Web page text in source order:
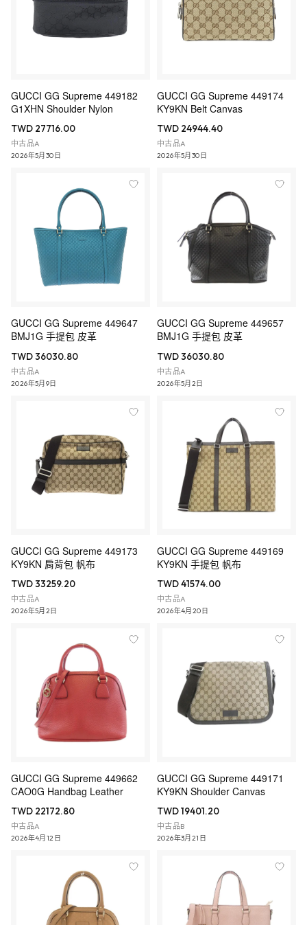
GUCCI GG Supreme 449182
G1XHN Shoulder Nylon
TWD 27716.00
中古品A
2026年5月30日
GUCCI GG Supreme 449174
KY9KN Belt Canvas
TWD 24944.40
中古品A
2026年5月30日
GUCCI GG Supreme 449647
BMJ1G 手提包 皮革
TWD 36030.80
中古品A
2026年5月9日
GUCCI GG Supreme 449657
BMJ1G 手提包 皮革
TWD 36030.80
中古品A
2026年5月2日
GUCCI GG Supreme 449173
KY9KN 肩背包 帆布
TWD 33259.20
中古品A
2026年5月2日
GUCCI GG Supreme 449169
KY9KN 手提包 帆布
TWD 41574.00
中古品A
2026年4月20日
GUCCI GG Supreme 449662
CAO0G Handbag Leather
TWD 22172.80
中古品A
2026年4月12日
GUCCI GG Supreme 449171
KY9KN Shoulder Canvas
TWD 19401.20
中古品B
2026年3月21日